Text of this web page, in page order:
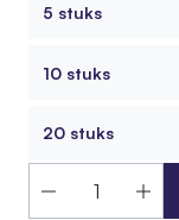
5 stuks
10 stuks
20 stuks